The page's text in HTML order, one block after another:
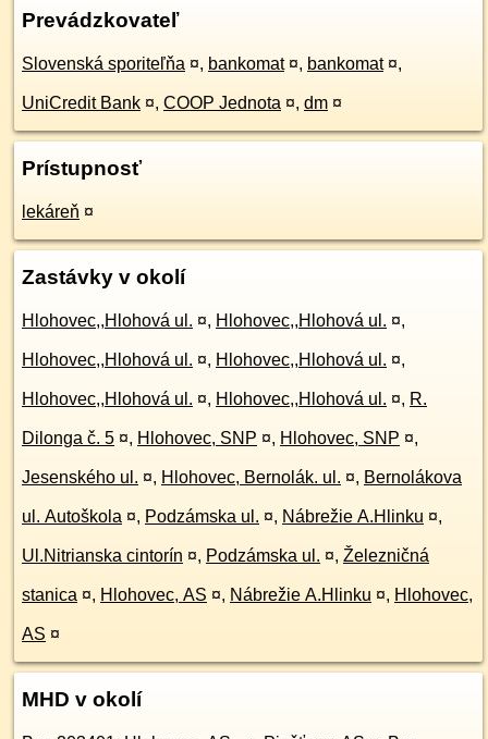
Prevádzkovateľ
Slovenská sporiteľňa ¤, bankomat ¤, bankomat ¤,
UniCredit Bank ¤, COOP Jednota ¤, dm ¤
Prístupnosť
lekáreň ¤
Zastávky v okolí
Hlohovec,,Hlohová ul. ¤, Hlohovec,,Hlohová ul. ¤,
Hlohovec,,Hlohová ul. ¤, Hlohovec,,Hlohová ul. ¤,
Hlohovec,,Hlohová ul. ¤, Hlohovec,,Hlohová ul. ¤, R.
Dilonga č. 5 ¤, Hlohovec, SNP ¤, Hlohovec, SNP ¤,
Jesenského ul. ¤, Hlohovec, Bernolák. ul. ¤, Bernolákova
ul. Autoškola ¤, Podzámska ul. ¤, Nábrežie A.Hlinku ¤,
Ul.Nitrianska cintorín ¤, Podzámska ul. ¤, Železničná
stanica ¤, Hlohovec, AS ¤, Nábrežie A.Hlinku ¤, Hlohovec,
AS ¤
MHD v okolí